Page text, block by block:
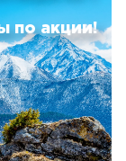
по акции!